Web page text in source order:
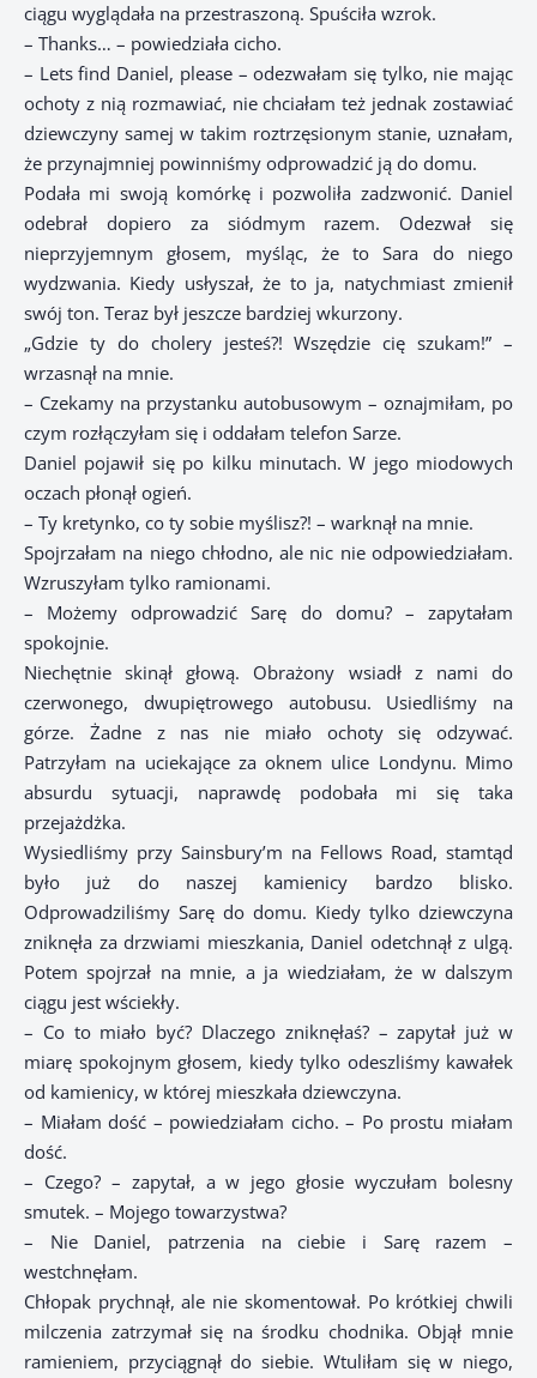
ciągu wyglądała na przestraszoną. Spuściła wzrok.
– Thanks… – powiedziała cicho.
– Lets find Daniel, please – odezwałam się tylko, nie mając
ochoty z nią rozmawiać, nie chciałam też jednak zostawiać
dziewczyny samej w takim roztrzęsionym stanie, uznałam,
że przynajmniej powinniśmy odprowadzić ją do domu.
Podała mi swoją komórkę i pozwoliła zadzwonić. Daniel
odebrał dopiero za siódmym razem. Odezwał się
nieprzyjemnym głosem, myśląc, że to Sara do niego
wydzwania. Kiedy usłyszał, że to ja, natychmiast zmienił
swój ton. Teraz był jeszcze bardziej wkurzony.
„Gdzie ty do cholery jesteś?! Wszędzie cię szukam!” –
wrzasnął na mnie.
– Czekamy na przystanku autobusowym – oznajmiłam, po
czym rozłączyłam się i oddałam telefon Sarze.
Daniel pojawił się po kilku minutach. W jego miodowych
oczach płonął ogień.
– Ty kretynko, co ty sobie myślisz?! – warknął na mnie.
Spojrzałam na niego chłodno, ale nic nie odpowiedziałam.
Wzruszyłam tylko ramionami.
– Możemy odprowadzić Sarę do domu? – zapytałam
spokojnie.
Niechętnie skinął głową. Obrażony wsiadł z nami do
czerwonego, dwupiętrowego autobusu. Usiedliśmy na
górze. Żadne z nas nie miało ochoty się odzywać.
Patrzyłam na uciekające za oknem ulice Londynu. Mimo
absurdu sytuacji, naprawdę podobała mi się taka
przejażdżka.
Wysiedliśmy przy Sainsbury’m na Fellows Road, stamtąd
było już do naszej kamienicy bardzo blisko.
Odprowadziliśmy Sarę do domu. Kiedy tylko dziewczyna
zniknęła za drzwiami mieszkania, Daniel odetchnął z ulgą.
Potem spojrzał na mnie, a ja wiedziałam, że w dalszym
ciągu jest wściekły.
– Co to miało być? Dlaczego zniknęłaś? – zapytał już w
miarę spokojnym głosem, kiedy tylko odeszliśmy kawałek
od kamienicy, w której mieszkała dziewczyna.
– Miałam dość – powiedziałam cicho. – Po prostu miałam
dość.
– Czego? – zapytał, a w jego głosie wyczułam bolesny
smutek. – Mojego towarzystwa?
– Nie Daniel, patrzenia na ciebie i Sarę razem –
westchnęłam.
Chłopak prychnął, ale nie skomentował. Po krótkiej chwili
milczenia zatrzymał się na środku chodnika. Objął mnie
ramieniem, przyciągnął do siebie. Wtuliłam się w niego,